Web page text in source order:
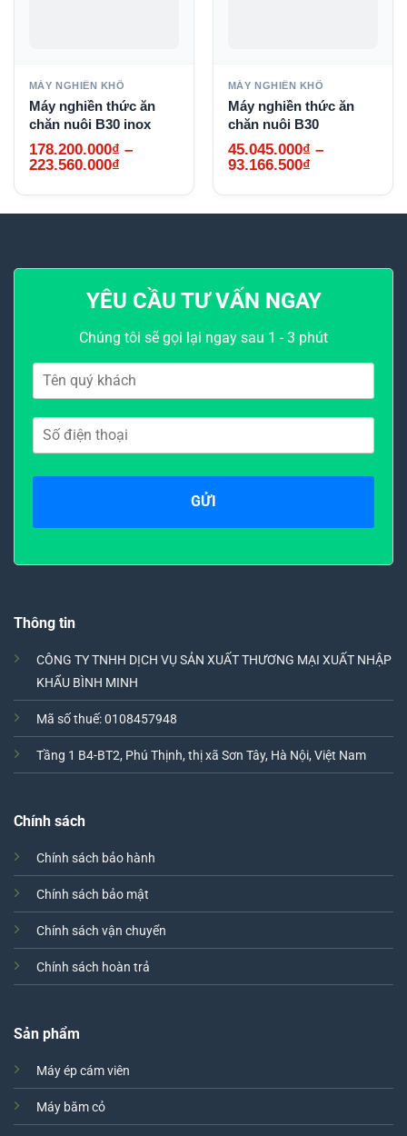
MÁY NGHIỀN KHÔ
Máy nghiền thức ăn
chăn nuôi B30 inox
178.200.000₫ –
223.560.000₫Khoảng
từ
178.200.000₫
MÁY NGHIỀN KHÔ
Máy nghiền thức ăn
chăn nuôi B30
45.045.000₫ –
93.166.500₫Khoảng
từ
45.045.000₫
YÊU CẦU TƯ VẤN NGAY
Chúng tôi sẽ gọi lại ngay sau 1 - 3 phút
Thông tin
CÔNG TY TNHH DỊCH VỤ SẢN XUẤT THƯƠNG MẠI XUẤT NHẬP
KHẨU BÌNH MINH
Mã số thuế: 0108457948
Tầng 1 B4-BT2, Phú Thịnh, thị xã Sơn Tây, Hà Nội, Việt Nam
Chính sách
Chính sách bảo hành
Chính sách bảo mật
Chính sách vận chuyển
Chính sách hoàn trả
Sản phẩm
Máy ép cám viên
Máy băm cỏ